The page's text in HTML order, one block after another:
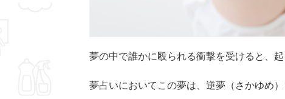
夢の中で誰かに殴られる衝撃を受けると、
夢占いにおいてこの夢は、逆夢（さかゆめ